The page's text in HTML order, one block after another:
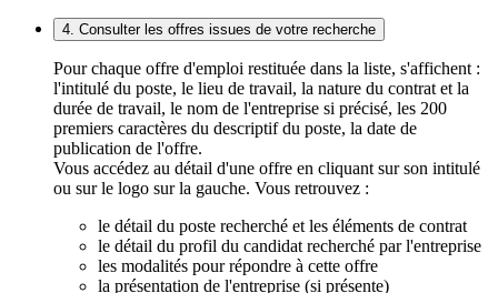
4. Consulter les offres issues de votre recherche
Pour chaque offre d'emploi restituée dans la liste, s'affichent :
l'intitulé du poste, le lieu de travail, la nature du contrat et la
durée de travail, le nom de l'entreprise si précisé, les 200
premiers caractères du descriptif du poste, la date de
publication de l'offre.
Vous accédez au détail d'une offre en cliquant sur son intitulé
ou sur le logo sur la gauche. Vous retrouvez :
le détail du poste recherché et les éléments de contrat
le détail du profil du candidat recherché par l'entreprise
les modalités pour répondre à cette offre
la présentation de l'entreprise (si présente)